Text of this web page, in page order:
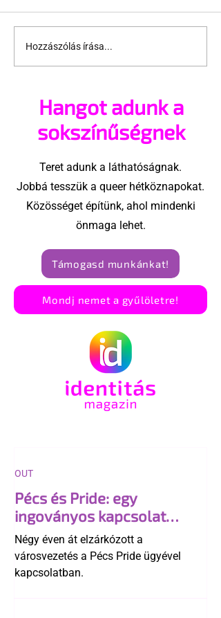
Támogathatsz és
ajánlhatsz: Te is részt
megvalósításában
Hozzászólás írása...
Hangot adunk a
sokszínűségnek
Teret adunk a láthatóságnak.
Jobbá tesszük a queer hétköznapokat.
Közösséget építünk, ahol mindenki
önmaga lehet.
Támogasd munkánkat!
Mondj nemet a gyűlöletre!
Pécs és Pride: egy
ingoványos kapcsolat
története
Négy éven át elzárkózott a
városvezetés a Pécs Pride ügyével
kapcsolatban.
OUT